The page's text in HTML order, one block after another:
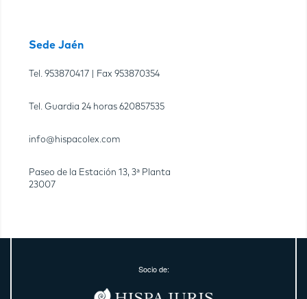
Sede Jaén
Tel. 953870417 | Fax 953870354
Tel. Guardia 24 horas 620857535
info@hispacolex.com
Paseo de la Estación 13, 3ª Planta
23007
Socio de: